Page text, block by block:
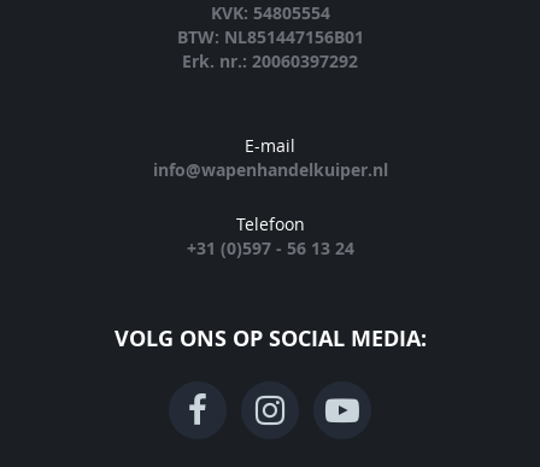
KVK: 54805554
BTW: NL851447156B01
Erk. nr.: 20060397292
E-mail
info@wapenhandelkuiper.nl
Telefoon
+31 (0)597 - 56 13 24
VOLG ONS OP SOCIAL MEDIA: